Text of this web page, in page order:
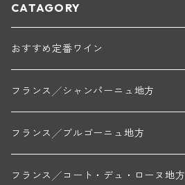
CATAGORY
おすすめ定番ワイン
フランス╱シャンパーニュ地方
モンターニュ・ド・ランス
トリシェ・ディディエ
コート・デ・ブラン
フランス╱ブルゴーニュ地方
シャブリ地区
フランス╱コート・デュ・ローヌ地方